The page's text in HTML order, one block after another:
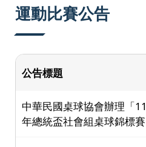
運動比賽公告
公告標題
中華民國桌球協會辦理「
年總統盃社會組桌球錦標賽